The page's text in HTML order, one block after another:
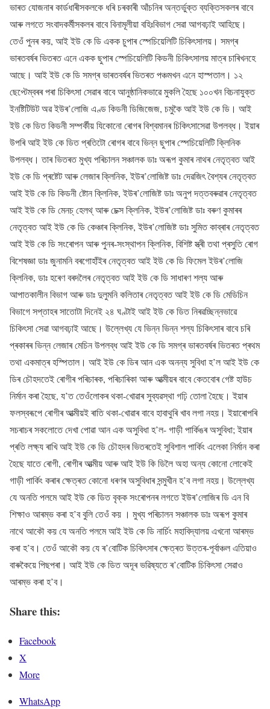
ভাৰত যোজনাৰ কাৰ্ডধাৰীসকলকে ধৰি চৰকাৰী আঁ‌চনিৰ অন্তৰ্ভুক্ত ব্যক্তিসকলৰ বাবে
আৰু লগতে সংবাদকৰ্মীসকলৰ বাবে বিনামূলীয়া বহিঃবিভাগ সেৱা আগবঢ়াই আহিছে।
তেওঁ পুনৰ কয়, আই ইউ কে ডি একক চুপাৰ স্পেচিয়েলিটি চিকিৎসালয়। সমগ্ৰ
ভাৰতবৰ্ষৰ ভিতৰত এনে একক ছুপাৰ স্পেচিয়েলিটি কিডনী চিকিৎসালয় মাত্ৰ চাৰিখনহে
আছে। আই ইউ কে ডি সমগ্ৰ ভাৰতবৰ্ষৰ ভিতৰত পঞ্চমখন এনে হাস্পতাল। ১২
ছেপ্টেম্বৰৰ পৰা চিকিৎসা সেৱাৰ বাবে আনুষ্ঠানিকভাৱে মুকলি হৈছে ১০০খন বিচনাযুক্ত
ইনষ্টিটিউট অৱ ইউৰ’লোজি এণ্ড কিডনী ডিজিজেজ, চমুকৈ আই ইউ কে ডি। আই
ইউ কে ডিত কিডনী সম্পৰ্কীয় যিকোনো ৰোগৰ বিশ্বমানৰ চিকিৎসাসেৱা উপলব্ধ। ইয়াৰ
উপৰি আই ইউ কে ডিত প্ৰতিটো ৰোগৰ বাবে ভিন্ন ছুপাৰ স্পেচিয়েলিটি ক্লিনিক
উপলব্ধ। তাৰ ভিতৰত মুখ্য পৰিচালন সঞ্চালক ডাঃ অৰূপ কুমাৰ নাথৰ নেতৃত্বত আই
ইউ কে ডি প্ৰষ্টেট আৰু লেজাৰ ক্লিনিক, ইউৰ’লোজিষ্ট ডাঃ দেৱজিৎ বৈশ্যৰ নেতৃত্বত
আই ইউ কে ডি কিডনী ষ্টোন ক্লিনিক, ইউৰ’লোজিষ্ট ডাঃ অনুপ দত্তবৰুৱাৰ নেতৃত্বত
আই ইউ কে ডি মেনচ্ হেলথ্ আৰু চেক্স ক্লিনিক, ইউৰ’লোজিষ্ট ডাঃ বৰুণ কুমাৰৰ
নেতৃত্বত আই ইউ কে ডি কেঞ্চাৰ ক্লিনিক, ইউৰ’লোজিষ্ট ডাঃ সুমিত কাব্ৰাৰ নেতৃত্বত
আই ইউ কে ডি সংৰোপন আৰু পুনৰ-সংস্থাপন ক্লিনিক, বিশিষ্ট স্ত্ৰী তথা প্ৰসুতি ৰোগ
বিশেষজ্ঞা ডাঃ জুনামনি বৰগোহাঁইৰ নেতৃত্বত আই ইউ কে ডি ফিমেল ইউৰ’লোজি
ক্লিনিক, ডাঃ হৰেণ বৰদলৈৰ নেতৃত্বত আই ইউ কে ডি সাধাৰণ শল্য আৰু
আপাতকালীন বিভাগ আৰু ডাঃ দুলুমনি কলিতাৰ নেতৃত্বত আই ইউ কে ডি মেডিচিন
বিভাগে সপ্তাহৰ সাতোটা দিনেই ২৪ ঘণ্টাই আই ইউ কে ডিত নিৰৱচ্ছিন্নভাৱে
চিকিৎসা সেৱা আগবঢ়াই আছে। উল্লেখ্য যে ভিন্ন ভিন্ন শল্য চিকিৎসাৰ বাবে চৰি
প্ৰকাৰৰ ভিন্ন লেজাৰ মেচিন উপলব্ধ আই ইউ কে ডি সমগ্ৰ ভাৰতবৰ্ষৰ ভিতৰত প্ৰথম
তথা একমাত্ৰ হস্পিতাল। আই ইউ কে ডিৰ আন এক অনন্য সুবিধা হ’ল আই ইউ কে
ডিৰ চৌহদতেই ৰোগীৰ পৰিচাৰক, পৰিচাৰিকা আৰু আত্মীয়ৰ বাবে কেতবোৰ গেষ্ট হাউচ
নিৰ্মান কৰা হৈছে, য’ত তেওঁলোকৰ থকা-খোৱাৰ সুব্যৱস্থা গঢ়ি তোলা হৈছে। ইয়াৰ
ফলস্বৰূপে ৰোগীৰ আত্মীয়ই ৰাতি থকা-খোৱাৰ বাবে হাবাথুৰি খাব লগা নহয়। ইয়াৰোপৰি
সচৰাচৰ সকলোতে দেখা পোৱা আন এক অসুবিধা হ’ল- গাড়ী পাৰ্কিঙৰ অসুবিধা; ইয়াৰ
প্ৰতি লক্ষ্য ৰাখি আই ইউ কে ডি চৌহদৰ ভিতৰতেই সুবিশাল পাৰ্কিং এলেকা নিৰ্মান কৰা
হৈছে যাতে ৰোগী, ৰোগীৰ আত্মীয় আৰু আই ইউ কি ডিলৈ অহা অন্য কোনো লোকেই
গাড়ী পাৰ্কিং কৰাৰ ক্ষেত্ৰত কোনো ধৰণৰ অসুবিধাৰ সন্মুখীন হ’ব লগা নহয়। উল্লেখ্য
যে অনতি পলমে আই ইউ কে ডিত বৃক্ক সংৰোপনৰ লগতে ইউৰ’লোজিৰ ডি এন বি
শিক্ষাও আৰম্ভ কৰা হ’ব বুলি তেওঁ কয় । মুখ্য পৰিচালন সঞ্চালক ডাঃ অৰূপ কুমাৰ
নাথে আকৌ কয় যে অনতি পলমে আই ইউ কে ডি নাৰ্চিং মহাবিদ্যালয় এখনো আৰম্ভ
কৰা হ’ব। তেওঁ আকৌ কয় যে ৰ’বোটিক চিকিৎসাৰ ক্ষেত্ৰত উত্তৰ-পূৰ্বাঞ্চল এতিয়াও
বাৰুকৈয়ে পিছপৰা। আই ইউ কে ডিত অদূৰ ভৱিষ্যতে ৰ’বোটিক চিকিৎসা সেৱাও
আৰম্ভ কৰা হ’ব।
Share this:
Facebook
X
More
WhatsApp